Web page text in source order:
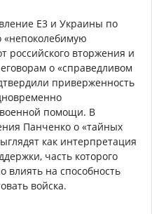
E3 и Украины по
«непоколебимую
российского вторжения и
о «справедливом
приверженность
помощи. В
Панченко о «тайных
как интерпретация
часть которого
влиять на способность
войска.